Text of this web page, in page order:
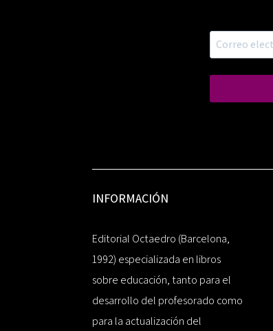
INFORMACIÓN
Editorial Octaedro (Barcelona,
1992) especializada en libros
sobre educación, tanto para el
desarrollo del profesorado como
para la actualización del